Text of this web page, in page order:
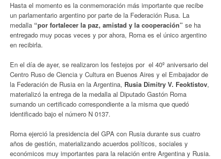
Hasta el momento es la conmemoración más importante que recibe
un parlamentario argentino por parte de la Federación Rusa. La
medalla “por fortalecer la paz, amistad y la cooperación” se ha
entregado muy pocas veces y por ahora, Roma es el único argentino
en recibirla.
En el día de ayer, se realizaron los festejos por el 40º aniversario del
Centro Ruso de Ciencia y Cultura en Buenos Aires y el Embajador de
la Federación de Rusia en la Argentina, Rusia Dimitry V. Feoktistov,
materializó la entrega de la medalla al Diputado Gastón Roma
sumando un certificado correspondiente a la misma que quedó
identificado bajo el número N 0137.
Roma ejerció la presidencia del GPA con Rusia durante sus cuatro
años de gestión, materializando acuerdos políticos, sociales y
económicos muy importantes para la relación entre Argentina y Rusia.